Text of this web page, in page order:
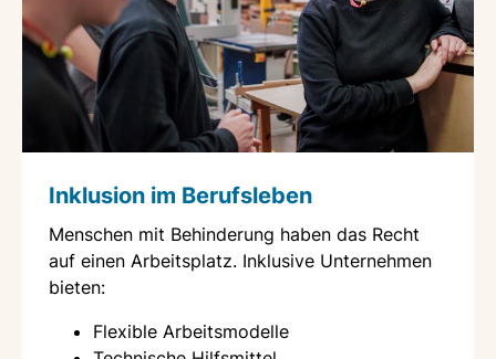
Inklusion im Berufsleben
Menschen mit Behinderung haben das Recht
auf einen Arbeitsplatz. Inklusive Unternehmen
bieten:
Flexible Arbeitsmodelle